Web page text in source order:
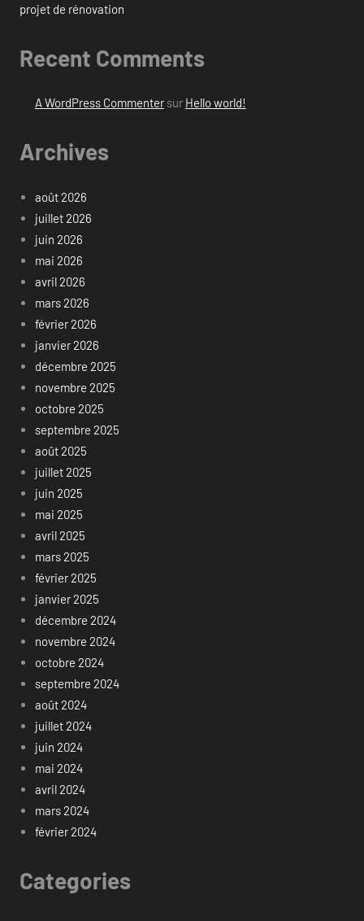
projet de rénovation
Recent Comments
A WordPress Commentersur Hello world!
Archives
août 2026
juillet 2026
juin 2026
mai 2026
avril 2026
mars 2026
février 2026
janvier 2026
décembre 2025
novembre 2025
octobre 2025
septembre 2025
août 2025
juillet 2025
juin 2025
mai 2025
avril 2025
mars 2025
février 2025
janvier 2025
décembre 2024
novembre 2024
octobre 2024
septembre 2024
août 2024
juillet 2024
juin 2024
mai 2024
avril 2024
mars 2024
février 2024
Categories